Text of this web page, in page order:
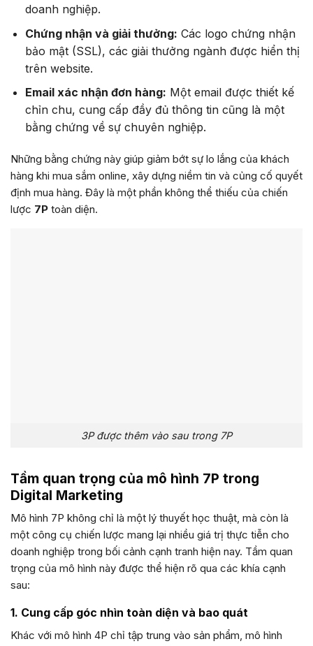
doanh nghiệp.
Chứng nhận và giải thưởng: Các logo chứng nhận
bảo mật (SSL), các giải thưởng ngành được hiển thị
trên website.
Email xác nhận đơn hàng: Một email được thiết kế
chỉn chu, cung cấp đầy đủ thông tin cũng là một
bằng chứng về sự chuyên nghiệp.
Những bằng chứng này giúp giảm bớt sự lo lắng của khách
hàng khi mua sắm online, xây dựng niềm tin và củng cố quyết
định mua hàng. Đây là một phần không thể thiếu của chiến
lược 7P toàn diện.
3P được thêm vào sau trong 7P
Tầm quan trọng của mô hình 7P trong
Digital Marketing
Mô hình 7P không chỉ là một lý thuyết học thuật, mà còn là
một công cụ chiến lược mang lại nhiều giá trị thực tiễn cho
doanh nghiệp trong bối cảnh cạnh tranh hiện nay. Tầm quan
trọng của mô hình này được thể hiện rõ qua các khía cạnh
sau:
1. Cung cấp góc nhìn toàn diện và bao quát
Khác với mô hình 4P chỉ tập trung vào sản phẩm, mô hình